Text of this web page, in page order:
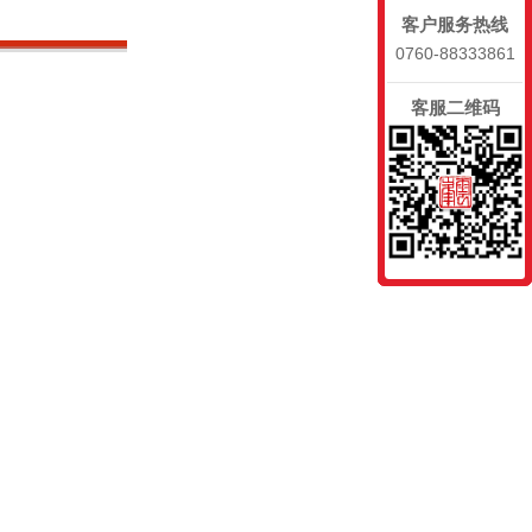
客户服务热线
0760-88333861
客服二维码